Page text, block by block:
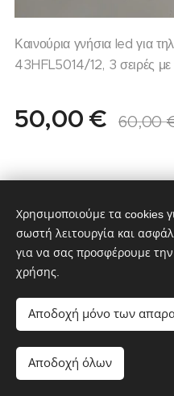
Καινούρια γνήσια led για
43HFL5014/12, 3 σειρές
50,00 € 60,00
Υλοποιήθηκε από:
Χρησιμοποιούμε τα cookies
σωστή λειτουργία και
για να σας προσφέρουμε
χρήσης.
Αποδοχή μόνο των
Αποδοχή όλων